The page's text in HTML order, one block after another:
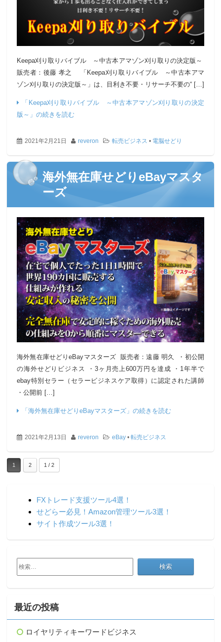
Keepa刈り取りバイブル ～中古本アマゾン刈り取りの決定版～
販売者：後藤 孝之 「Keepa刈り取りバイブル ～中古本アマ
ゾン刈り取りの決定版～」は、目利き不要・リサーチ不要の“ […]
「Keepa刈り取りバイブル ～中古本アマゾン刈り取りの決定
版～」の続きを読む
2021年2月21日 reveron 転売ビジネス • 電脳せどり
海外無在庫せどりeBayマスタ
ーズ
海外無在庫せどりeBayマスターズ 販売者：遠藤 明久 ・初公開
の海外せどりビジネス ・3ヶ月売上600万円を達成 ・1年半で
ebay特別セラー（セラービジネスケア取得）に認定された講師
・公開前 […]
「海外無在庫せどりeBayマスターズ」の続きを読む
2021年2月13日 reveron eBay • 転売ビジネス
1 2 1 / 2
FXトレード支援ツール4選！
せどらー必見！Amazon管理ツール3選！
サイト作成ツール3選！
検
索:
最近の投稿
ロイヤリティキーワードビジネス